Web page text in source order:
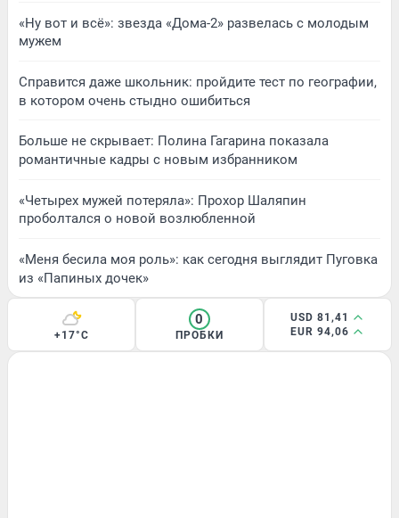
«Ну вот и всё»: звезда «Дома-2» развелась с молодым
мужем
Справится даже школьник: пройдите тест по географии,
в котором очень стыдно ошибиться
Больше не скрывает: Полина Гагарина показала
романтичные кадры с новым избранником
«Четырех мужей потеряла»: Прохор Шаляпин
проболтался о новой возлюбленной
«Меня бесила моя роль»: как сегодня выглядит Пуговка
из «Папиных дочек»
+17°C
0
ПРОБКИ
USD 81,41
EUR 94,06